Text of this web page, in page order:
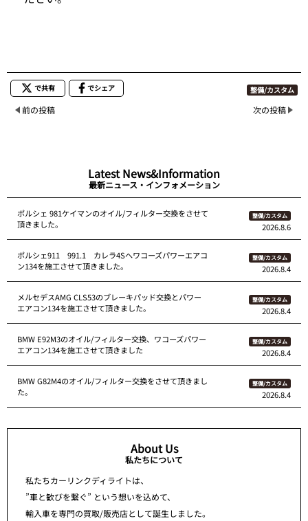
で共有 でシェア 整備/カスタム
前の投稿 次の投稿
Latest News&Information
最新ニュース・インフォメーション
ポルシェ 981ケイマンのオイル/フィルター交換をさせて
頂きました。
整備/カスタム
2026.8.6
ポルシェ911 991.1 カレラ4Sへワコーズパワーエアコ
ン134を施工させて頂きました。
整備/カスタム
2026.8.4
メルセデスAMG CLS53のブレーキパッド交換とパワー
エアコン134を施工させて頂きました。
整備/カスタム
2026.8.4
BMW E92M3のオイル/フィルター交換、ワコーズパワー
エアコン134を施工させて頂きました
整備/カスタム
2026.8.4
BMW G82M4のオイル/フィルター交換をさせて頂きまし
た。
整備/カスタム
2026.8.4
About Us
私たちについて
私たちカーリンクディライトは、
”車と歓びを繋ぐ” という想いを込めて、
輸入車を専門の買取/販売店として誕生しました。